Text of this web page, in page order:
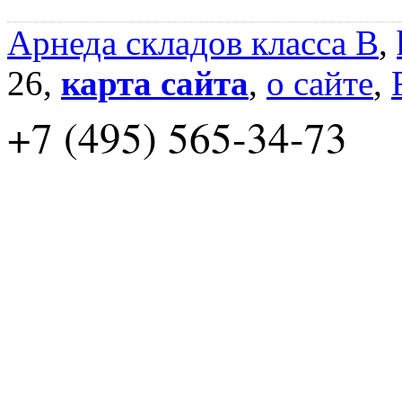
Арнеда складов класса B,
26, карта сайта, о сайте,
+7 (495) 565-34-73